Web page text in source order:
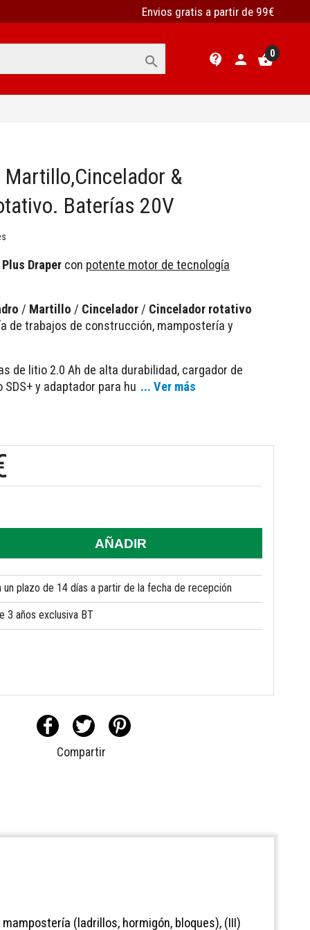
Envios gratis a partir de 99€
 contact_support person shopping_basket0
Martillo,Cincelador &
Baterías 20V
Draper con potente motor de tecnología
/ Martillo / Cincelador / Cincelador rotativo
de trabajos de construcción, mampostería y
de litio 2.0 Ah de alta durabilidad, cargador de
y adaptador para hu ... Ver más
AÑADIR
plazo de 14 días a partir de la fecha de recepción
3 años exclusiva BT
Compartir
(ladrillos, hormigón, bloques), (III)